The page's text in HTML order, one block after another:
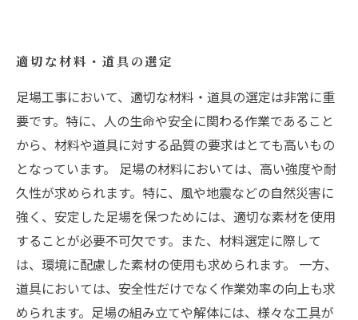
適切な材料・道具の選定
足場工事において、適切な材料・道具の選定は非常に重
要です。特に、人の生命や安全に関わる作業であること
から、材料や道具に対する品質の要求はとても高いもの
となっています。 足場の材料においては、高い強度や耐
久性が求められます。特に、風や地震などの自然災害に
強く、安定した足場を保つためには、適切な素材を使用
することが必要不可欠です。また、材料選定に際して
は、環境に配慮した素材の使用も求められます。 一方、
道具においては、安全性だけでなく作業効率の向上も求
められます。足場の組み立てや解体には、様々な工具が